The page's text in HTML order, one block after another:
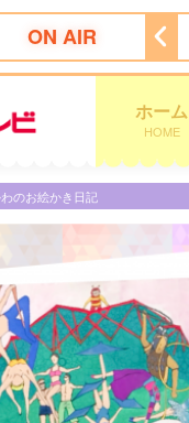
ON AIR
テレビショッピング
ホーム
HOME
のお絵かき日記